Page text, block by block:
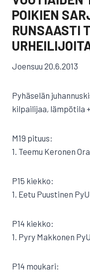
POIKIEN
RUNSAASTI
Joensuu 20.6.2013
Pyhäselän
kilpailijaa, lämpötila
M19 pituus:
1. Teemu Keronen
P15 kiekko:
1. Eetu Puustinen PyU
P14 kiekko:
1. Pyry Makkonen
P14 moukari: